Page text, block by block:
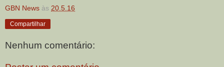
GBN News às 20.5.16
Compartilhar
Nenhum comentário: